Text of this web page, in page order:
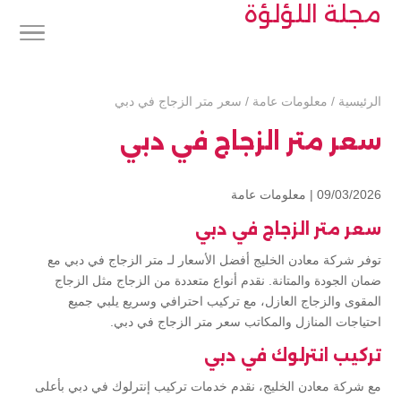
مجلة اللؤلؤة
الرئيسية / معلومات عامة / سعر متر الزجاج في دبي
سعر متر الزجاج في دبي
09/03/2026 | معلومات عامة
سعر متر الزجاج في دبي
توفر شركة معادن الخليج أفضل الأسعار لـ متر الزجاج في دبي مع
ضمان الجودة والمتانة. نقدم أنواع متعددة من الزجاج مثل الزجاج
المقوى والزجاج العازل، مع تركيب احترافي وسريع يلبي جميع
احتياجات المنازل والمكاتب سعر متر الزجاج في دبي.
تركيب انترلوك في دبي
مع شركة معادن الخليج، نقدم خدمات تركيب إنترلوك في دبي بأعلى